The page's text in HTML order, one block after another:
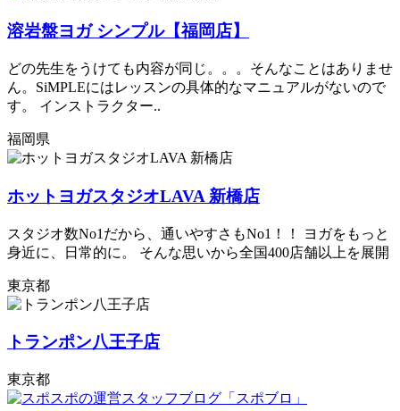
溶岩盤ヨガ シンプル【福岡店】
どの先生をうけても内容が同じ。。。そんなことはありませ
ん。SiMPLEにはレッスンの具体的なマニュアルがないので
す。 インストラクター..
福岡県
ホットヨガスタジオLAVA 新橋店
スタジオ数No1だから、通いやすさもNo1！！ ヨガをもっと
身近に、日常的に。 そんな思いから全国400店舗以上を展開
東京都
トランポン八王子店
東京都